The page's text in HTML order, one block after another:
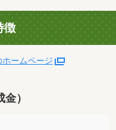
徴
ームページ
）